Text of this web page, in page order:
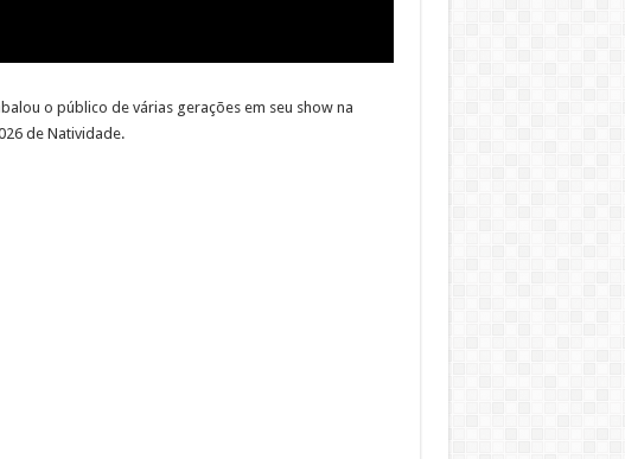
o público de várias gerações em seu show na
de Natividade.